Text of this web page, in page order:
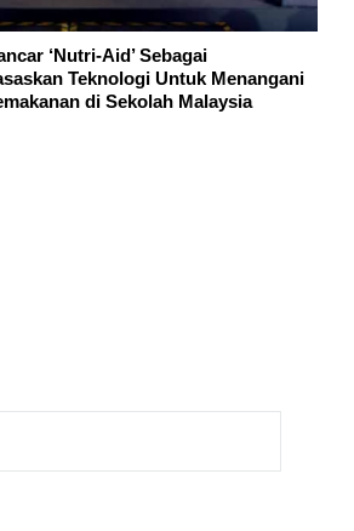
‘Nutri-Aid’ Sebagai
Teknologi Untuk Menangani
di Sekolah Malaysia